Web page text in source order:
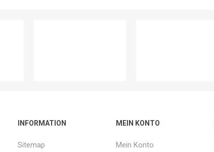
INFORMATION
Sitemap
MEIN KONTO
Mein Konto